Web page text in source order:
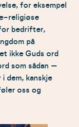
for eksempel
religiøse
bedrifter,
på
ikke Guds ord
som sådan –
dem, kanskje
oss og